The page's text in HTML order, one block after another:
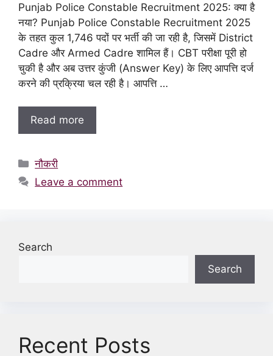
Punjab Police Constable Recruitment 2025: क्या है
नया? Punjab Police Constable Recruitment 2025
के तहत कुल 1,746 पदों पर भर्ती की जा रही है, जिसमें District
Cadre और Armed Cadre शामिल हैं। CBT परीक्षा पूरी हो
चुकी है और अब उत्तर कुंजी (Answer Key) के लिए आपत्ति दर्ज
करने की प्रक्रिया चल रही है। आपत्ति …
Read more
Categories
नौकरी
Leave a comment
Search
Search
Recent Posts